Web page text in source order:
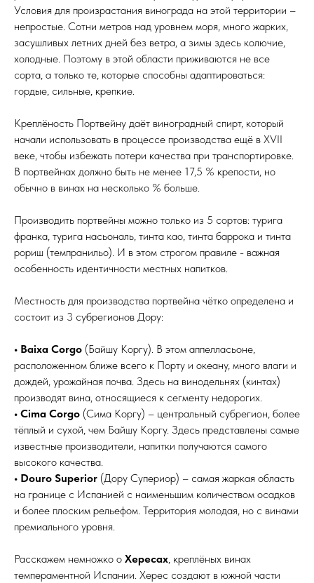
Условия для произрастания винограда на этой территории –
непростые. Сотни метров над уровнем моря, много жарких,
засушливых летних дней без ветра, а зимы здесь колючие,
холодные. Поэтому в этой области приживаются не все
сорта, а только те, которые способны адаптироваться:
гордые, сильные, крепкие.
Креплёность Портвейну даёт виноградный спирт, который
начали использовать в процессе производства ещё в XVII
веке, чтобы избежать потери качества при транспортировке.
В портвейнах должно быть не менее 17,5 % крепости, но
обычно в винах на несколько % больше.
Производить портвейны можно только из 5 сортов: турига
франка, турига насьональ, тинта као, тинта баррока и тинта
рориш (темпранильо). И в этом строгом правиле - важная
особенность идентичности местных напитков.
Местность для производства портвейна чётко определена и
состоит из 3 субрегионов Дору:
• Baixa Corgo (Байшу Коргу). В этом аппелласьоне,
расположенном ближе всего к Порту и океану, много влаги и
дождей, урожайная почва. Здесь на винодельнях (кинтах)
производят вина, относящиеся к сегменту недорогих.
• Cima Corgo (Сима Коргу) – центральный субрегион, более
тёплый и сухой, чем Байшу Коргу. Здесь представлены самые
известные производители, напитки получаются самого
высокого качества.
• Douro Superior (Дору Супериор) – самая жаркая область
на границе с Испанией с наименьшим количеством осадков
и более плоским рельефом. Территория молодая, но с винами
премиального уровня.
Расскажем немножко о Хересах , креплёных винах
темпераментной Испании. Херес создают в южной части